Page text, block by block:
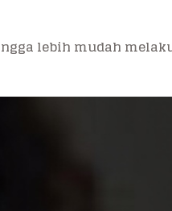
lebih mudah